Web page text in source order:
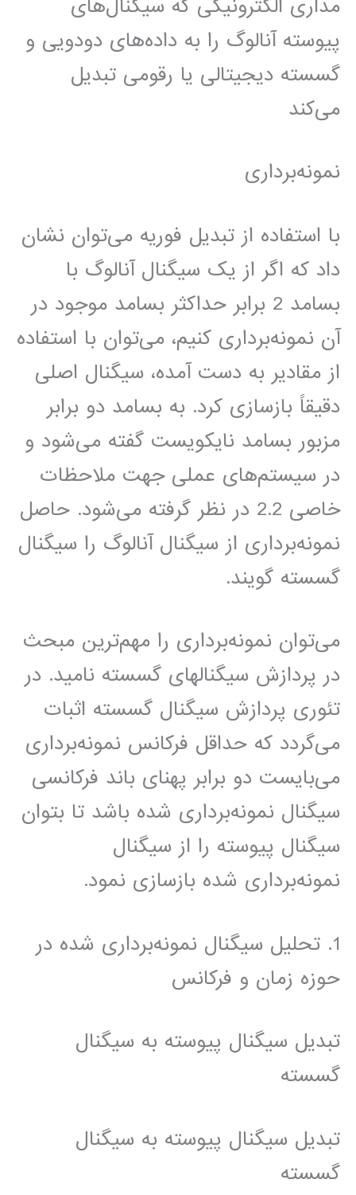
مداری الکترونیکی که سیگنال‌های
پیوسته آنالوگ را به داده‌های دودویی و
گسسته دیجیتالی یا رقومی تبدیل
می‌کند
نمونه‌برداری
با استفاده از تبدیل فوریه می‌توان نشان
داد که اگر از یک سیگنال آنالوگ با
بسامد 2 برابر حداکثر بسامد موجود در
آن نمونه‌برداری کنیم، می‌توان با استفاده
از مقادیر به دست آمده، سیگنال اصلی
دقیقاً بازسازی کرد. به بسامد دو برابر
مزبور بسامد نایکویست گفته می‌شود و
در سیستم‌های عملی جهت ملاحظات
خاصی 2.2 در نظر گرفته می‌شود. حاصل
نمونه‌برداری از سیگنال آنالوگ را سیگنال
گسسته گویند.
می‌توان ‫نمونه‌برداری را مهم‌ترین مبحث
در پردازش سیگنالهای گسسته نامید. در
تئوری پردازش سیگنال گسسته اثبات
می‌گردد که حداقل فرکانس ‫نمونه‌برداری
می‌بایست دو برابر پهنای باند فرکانسی
سیگنال نمونه‌برداری شده باشد تا بتوان
سیگنال پیوسته را از سیگنال
نمونه‌برداری شده بازسازی نمود.
1. تحلیل سیگنال نمونه‌برداری شده در
حوزه زمان و فرکانس
تبدیل سیگنال پیوسته به سیگنال
گسسته
تبدیل سیگنال پیوسته به سیگنال
گسسته